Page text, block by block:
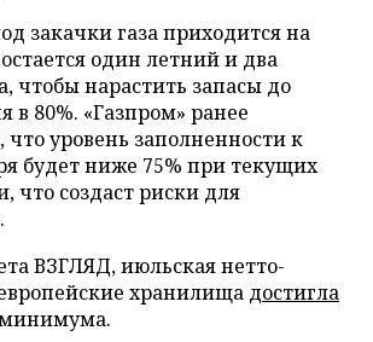
закачки газа приходится на
один летний и два
чтобы нарастить запасы до
в 80%. «Газпром» ранее
что уровень заполненности к
будет ниже 75% при текущих
что создаст риски для
ВЗГЛЯД, июльская нетто-
хранилища достигла